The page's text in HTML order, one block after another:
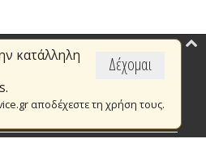
Δέχομαι
κατάλληλη
αποδέχεστε τη χρήση τους.